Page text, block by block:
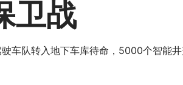
卫战
车队转入地下车库待命，5000个智能